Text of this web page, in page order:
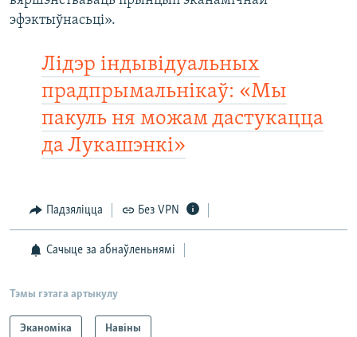
эфэктыўнасьці».
Лідэр індывідуальных
прадпрымальнікаў: «Мы
пакуль ня можам дастукацца
да Лукашэнкі»
Падзяліцца Без VPN
Сачыце за абнаўленьнямі
Тэмы гэтага артыкулу
Эканоміка Навіны